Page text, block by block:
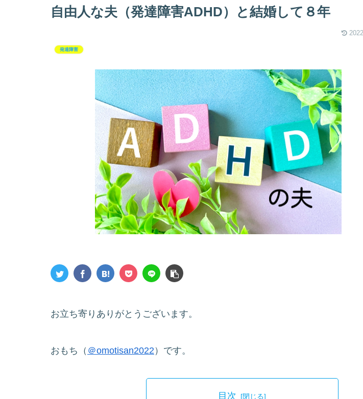
自由人な夫（発達障害ADHD）と結婚して８年
発達障害
お立ち寄りありがとうございます。
おもち（ ＠omotisan2022）です。
目次